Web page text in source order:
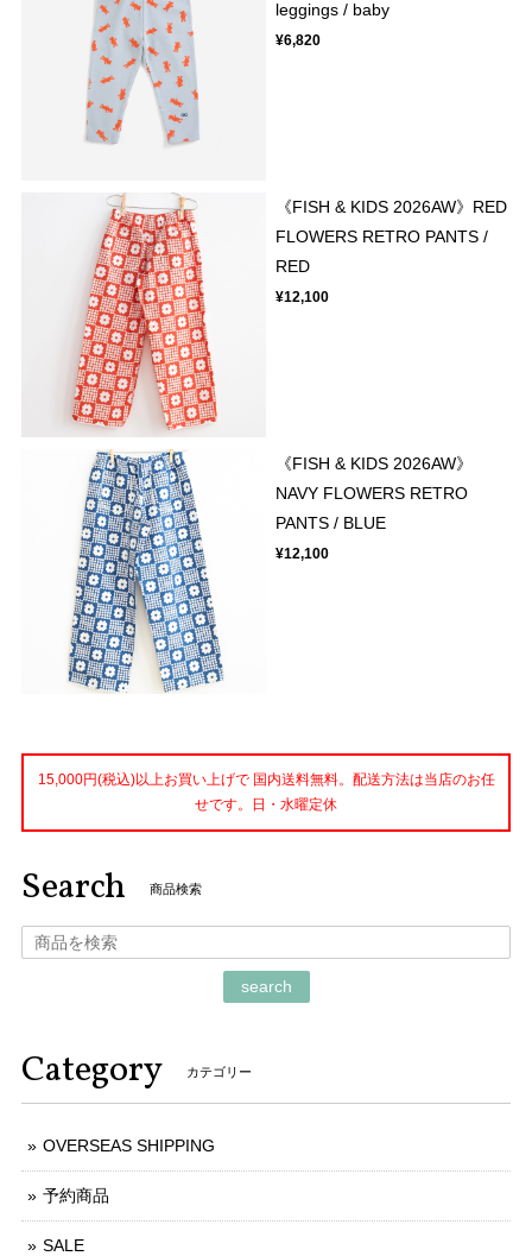
leggings / baby
¥6,820
《FISH & KIDS 2026AW》RED
FLOWERS RETRO PANTS /
RED
¥12,100
《FISH & KIDS 2026AW》
NAVY FLOWERS RETRO
PANTS / BLUE
¥12,100
15,000円(税込)以上お買い上げで 国内送料無料。配送方法は当店のお任
せです。日・水曜定休
Search 商品検索
search
Category カテゴリー
OVERSEAS SHIPPING
予約商品
SALE